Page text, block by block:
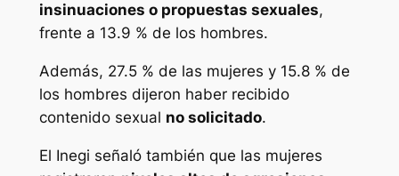
insinuaciones o propuestas sexuales,
frente a 13.9 % de los hombres.
Además, 27.5 % de las mujeres y 15.8 % de
los hombres dijeron haber recibido
contenido sexual no solicitado.
El Inegi señaló también que las mujeres